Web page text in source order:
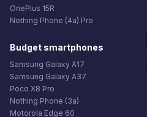
OnePlus 15R
Nothing Phone (4a) Pro
Budget smartphones
Samsung Galaxy A17
Samsung Galaxy A37
Poco X8 Pro
Nothing Phone (3a)
Motorola Edge 60